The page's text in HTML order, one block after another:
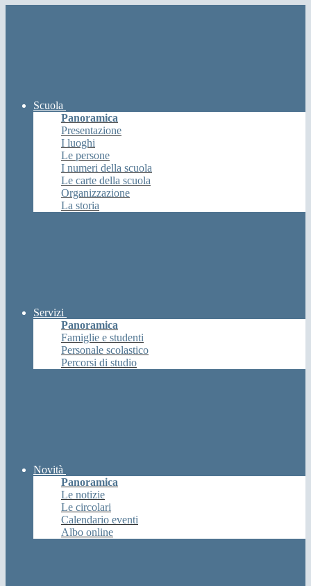
Scuola
Panoramica
Presentazione
I luoghi
Le persone
I numeri della scuola
Le carte della scuola
Organizzazione
La storia
Servizi
Panoramica
Famiglie e studenti
Personale scolastico
Percorsi di studio
Novità
Panoramica
Le notizie
Le circolari
Calendario eventi
Albo online